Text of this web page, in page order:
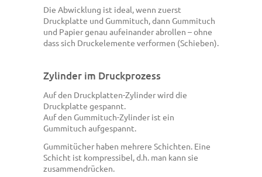
Die Abwicklung ist ideal, wenn zuerst
Druckplatte und Gummituch, dann Gummituch
und Papier genau aufeinander abrollen – ohne
dass sich Druckelemente verformen (Schieben).
Zylinder im Druckprozess
Auf den Druckplatten-Zylinder wird die
Druckplatte gespannt.
Auf den Gummituch-Zylinder ist ein
Gummituch aufgespannt.
Gummitücher haben mehrere Schichten. Eine
Schicht ist kompressibel, d.h. man kann sie
zusammendrücken.